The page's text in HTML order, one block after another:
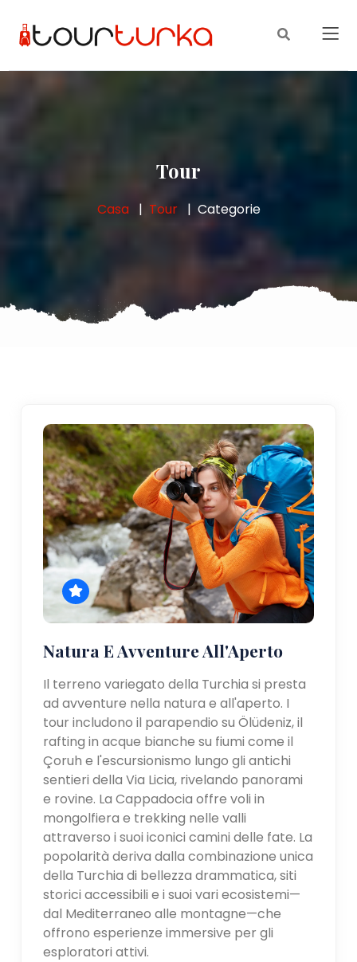
Tour
Casa Tour Categorie
Natura E Avventure All'Aperto
Il terreno variegato della Turchia si presta
ad avventure nella natura e all'aperto. I
tour includono il parapendio su Ölüdeniz, il
rafting in acque bianche su fiumi come il
Çoruh e l'escursionismo lungo gli antichi
sentieri della Via Licia, rivelando panorami
e rovine. La Cappadocia offre voli in
mongolfiera e trekking nelle valli
attraverso i suoi iconici camini delle fate. La
popolarità deriva dalla combinazione unica
della Turchia di bellezza drammatica, siti
storici accessibili e i suoi vari ecosistemi—
dal Mediterraneo alle montagne—che
offrono esperienze immersive per gli
esploratori attivi.